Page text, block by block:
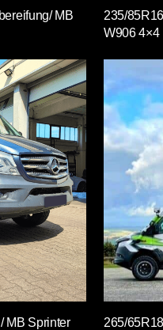
MB
235/
W906 4×4
MB Sprinter
265/